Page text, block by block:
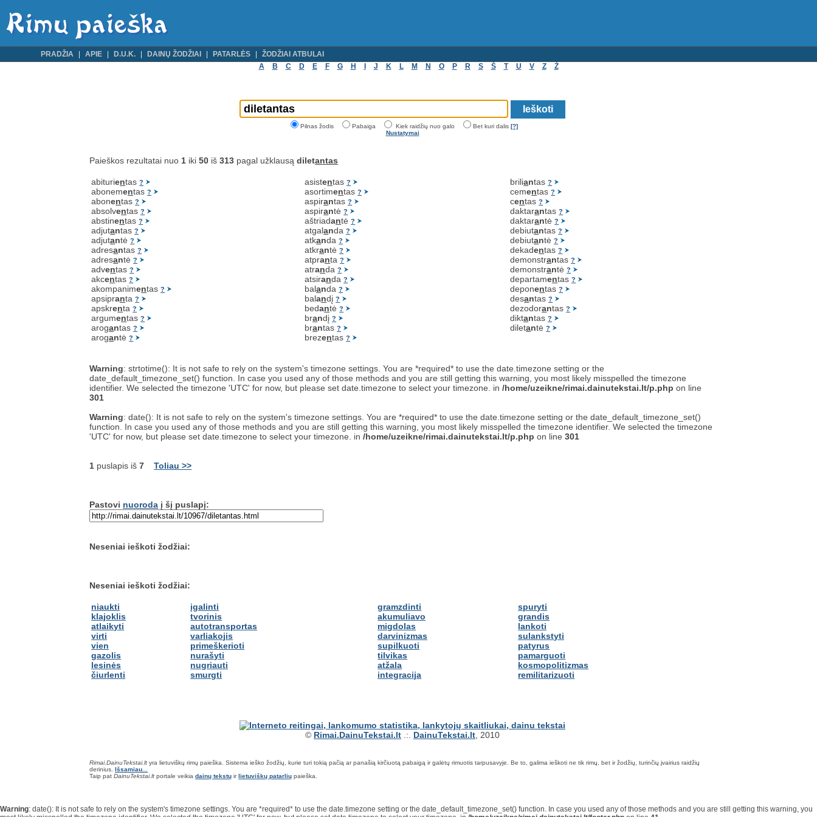
PRADŽIA APIE D.U.K. DAINŲ ŽODŽIAI PATARLĖS
ŽODŽIAI ATBULAI
A
B C D E F G H J K L M N O P R S Š T U V Z Ž
Pilnas žodis Pabaiga Kiek raidžių nuo galo Bet kuri dalis [?]
Nustatymai
Paieškos rezultatai nuo 1 iki50 iš313 pagal užklausądiletantas
abiturientas?
abonementas?
abonentas?
absolventas?
abstinentas?
adjutantas?
adjutantė?
adresantas?
adresantė?
adventas?
akcentas?
akompanimentas?
apsipranta?
apskrenta?
argumentas?
arogantas?
arogantė?
asistentas?
asortimentas?
aspirantas?
aspirantė?
aštriadantė?
atgalanda?
atkanda?
atkrantė?
atpranta?
atranda?
atsiranda?
balanda?
balandį?
bedantė?
brandį?
brantas?
brezentas?
briliantas?
cementas?
centas?
daktarantas?
daktarantė?
debiutantas?
debiutantė?
dekadentas?
demonstrantas?
demonstrantė?
departamentas?
deponentas?
desantas?
dezodorantas?
diktantas?
diletantė?
Warning: strtotime(): It is not safe to rely on the system's timezone settings. You are *required* to use the date.timezone setting or the
date_default_timezone_set() function. In case you used any of those methods and you are still getting this warning, you most likely misspelled the timezone
identifier. We selected the timezone 'UTC' for now, but please set date.timezone to select your timezone. in/home/uzeikne/rimai.dainutekstai.lt/p.php on line
301
Warning: date(): It is not safe to rely on the system's timezone settings. You are *required* to use the date.timezone setting or the date_default_timezone_set()
function. In case you used any of those methods and you are still getting this warning, you most likely misspelled the timezone identifier. We selected the timezone
'UTC' for now, but please set date.timezone to select your timezone. in/home/uzeikne/rimai.dainutekstai.lt/p.php on line301
1 puslapis iš7 Toliau >>
Pastovi nuoroda į šį puslapį:
Neseniai ieškoti žodžiai:
Neseniai ieškoti žodžiai:
niaukti
klajoklis
atlaikyti
virti
vien
gazolis
lesinės
čiurlenti
įgalinti
tvorinis
autotransportas
varliakojis
primeškerioti
nurašyti
nugriauti
smurgti
gramzdinti
akumuliavo
migdolas
darvinizmas
supilkuoti
tilvikas
atžala
integracija
spuryti
grandis
lankoti
sulankstyti
patyrus
pamarguoti
kosmopolitizmas
remilitarizuoti
© Rimai.DainuTekstai.lt .:. DainuTekstai.lt , 2010
Rimai.DainuTekstai.lt yra lietuviškų rimų paieška. Sistema ieško žodžių, kurie turi tokią pačią ar panašią kirčiuotą pabaigą ir galėtų rimuotis tarpusavyje. Be to, galima ieškoti ne tik rimų, bet ir žodžių, turinčių įvairius raidžių
derinius.Išsamiau...
Taip patDainuTekstai.lt portale veikiadainų tekstų irlietuviškų patarlių paieška.
Warning: date(): It is not safe to rely on the system's timezone settings. You are *required* to use the date.timezone setting or the date_default_timezone_set() function. In case you used any of those methods and you are still getting this warning, you